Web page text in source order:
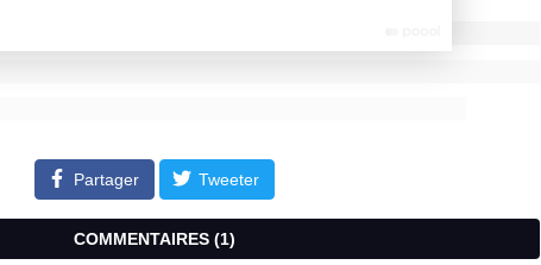
cette baisse de régime avec en plus l’élimination en
Partager Tweeter
COMMENTAIRES (1)